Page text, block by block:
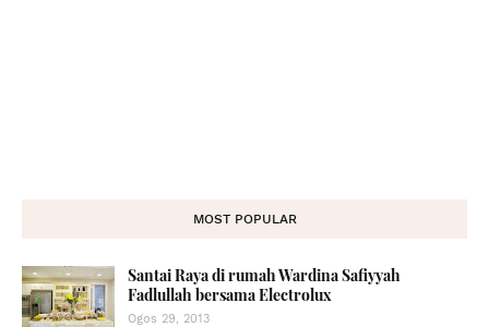
MOST POPULAR
Santai Raya di rumah Wardina Safiyyah
Fadlullah bersama Electrolux
Ogos 29, 2013